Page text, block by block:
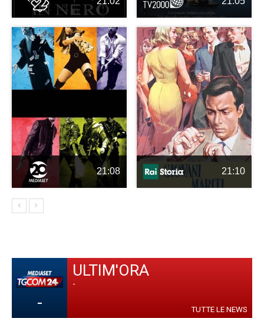
21:08 21:10
-
ULTIM'ORA
-
TUTTE LE NEWS